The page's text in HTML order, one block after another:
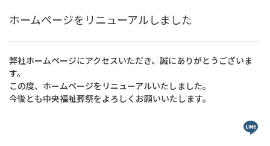
ホームページをリニューアルしました
弊社ホームページにアクセスいただき、誠にありがとうございま
す。
この度、ホームページをリニューアルいたしました。
今後とも中央福祉葬祭をよろしくお願いいたします。